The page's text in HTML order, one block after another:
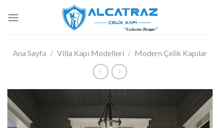
atla
Ana Sayfa / Villa Kapı Modelleri / Modern Çelik Kapılar